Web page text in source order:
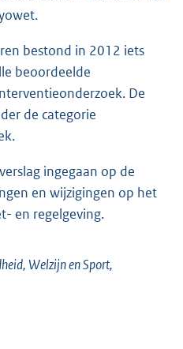
bestond in 2012 iets
beoordeelde
De
de categorie
ingegaan op de
en wijzigingen op het
en regelgeving.
Welzijn en Sport,